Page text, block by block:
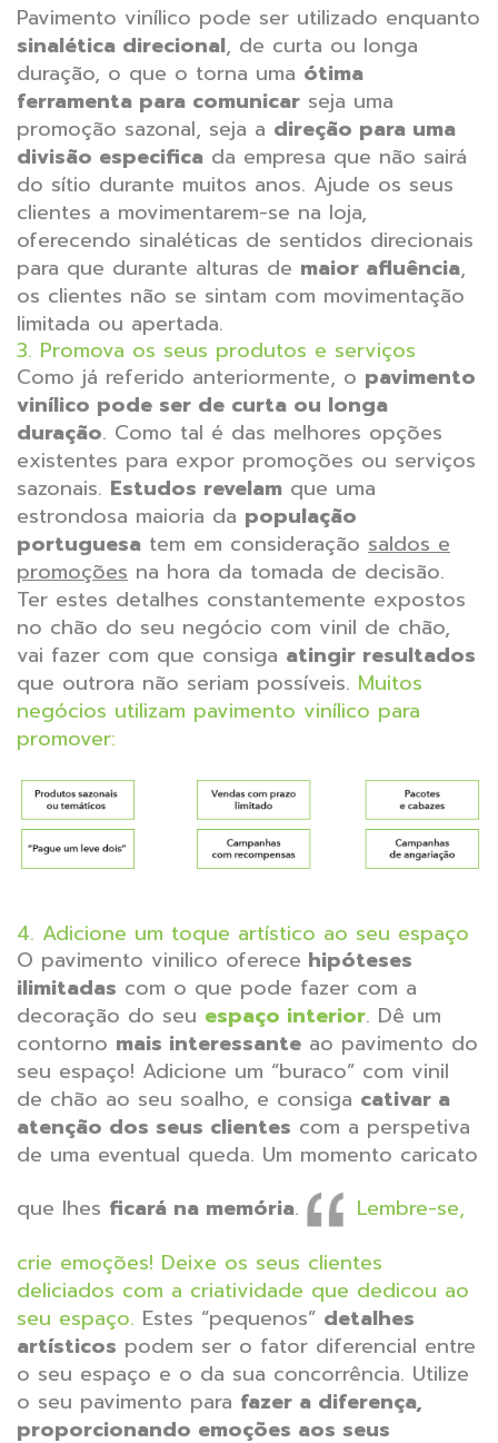
Pavimento vinílico pode ser utilizado enquanto
sinalética direcional, de curta ou longa
duração, o que o torna uma ótima
ferramenta para comunicar seja uma
promoção sazonal, seja a direção para uma
divisão especifica da empresa que não sairá
do sítio durante muitos anos. Ajude os seus
clientes a movimentarem-se na loja,
oferecendo sinaléticas de sentidos direcionais
para que durante alturas de maior afluência,
os clientes não se sintam com movimentação
limitada ou apertada.
3. Promova os seus produtos e serviços
Como já referido anteriormente, o pavimento
vinílico pode ser de curta ou longa
duração. Como tal é das melhores opções
existentes para expor promoções ou serviços
sazonais. Estudos revelam que uma
estrondosa maioria da população
portuguesa tem em consideração saldos e
promoções na hora da tomada de decisão.
Ter estes detalhes constantemente expostos
no chão do seu negócio com vinil de chão,
vai fazer com que consiga atingir resultados
que outrora não seriam possíveis. Muitos
negócios utilizam pavimento vinílico para
promover:
4. Adicione um toque artístico ao seu espaço
O pavimento vinilico oferece hipóteses
ilimitadas com o que pode fazer com a
decoração do seu espaço interior. Dê um
contorno mais interessante ao pavimento do
seu espaço! Adicione um “buraco” com vinil
de chão ao seu soalho, e consiga cativar a
atenção dos seus clientes com a perspetiva
de uma eventual queda. Um momento caricato
que lhes ficará na memória.
Lembre-se,
crie emoções! Deixe os seus clientes
deliciados com a criatividade que dedicou ao
seu espaço. Estes “pequenos” detalhes
artísticos podem ser o fator diferencial entre
o seu espaço e o da sua concorrência. Utilize
o seu pavimento para fazer a diferença,
proporcionando emoções aos seus